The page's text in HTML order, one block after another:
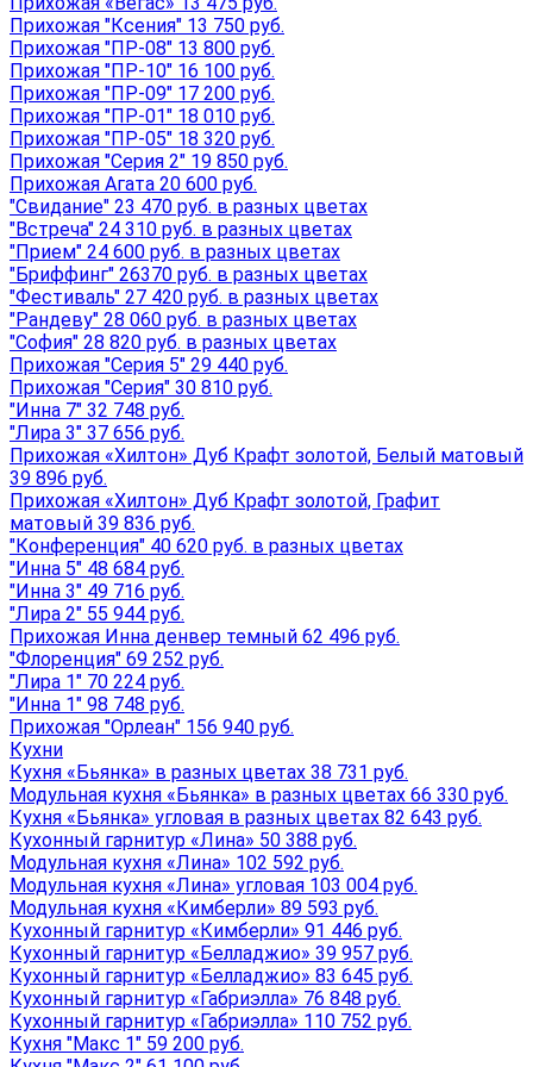
Прихожая "Ксения" 13 750 руб.
Прихожая "ПР-08" 13 800 руб.
Прихожая "ПР-10" 16 100 руб.
Прихожая "ПР-09" 17 200 руб.
Прихожая "ПР-01" 18 010 руб.
Прихожая "ПР-05" 18 320 руб.
Прихожая "Серия 2" 19 850 руб.
Прихожая Агата 20 600 руб.
"Свидание" 23 470 руб. в разных цветах
"Встреча" 24 310 руб. в разных цветах
"Прием" 24 600 руб. в разных цветах
"Бриффинг" 26370 руб. в разных цветах
"Фестиваль" 27 420 руб. в разных цветах
"Рандеву" 28 060 руб. в разных цветах
"София" 28 820 руб. в разных цветах
Прихожая "Серия 5" 29 440 руб.
Прихожая "Серия" 30 810 руб.
"Инна 7" 32 748 руб.
"Лира 3" 37 656 руб.
Прихожая «Хилтон» Дуб Крафт золотой, Белый матовый
39 896 руб.
Прихожая «Хилтон» Дуб Крафт золотой, Графит
матовый 39 836 руб.
"Конференция" 40 620 руб. в разных цветах
"Инна 5" 48 684 руб.
"Инна 3" 49 716 руб.
"Лира 2" 55 944 руб.
Прихожая Инна денвер темный 62 496 руб.
"Флоренция" 69 252 руб.
"Лира 1" 70 224 руб.
"Инна 1" 98 748 руб.
Прихожая "Орлеан" 156 940 руб.
Кухни
Кухня «Бьянка» в разных цветах 38 731 руб.
Модульная кухня «Бьянка» в разных цветах 66 330 руб.
Кухня «Бьянка» угловая в разных цветах 82 643 руб.
Кухонный гарнитур «Лина» 50 388 руб.
Модульная кухня «Лина» 102 592 руб.
Модульная кухня «Лина» угловая 103 004 руб.
Модульная кухня «Кимберли» 89 593 руб.
Кухонный гарнитур «Кимберли» 91 446 руб.
Кухонный гарнитур «Белладжио» 39 957 руб.
Кухонный гарнитур «Белладжио» 83 645 руб.
Кухонный гарнитур «Габриэлла» 76 848 руб.
Кухонный гарнитур «Габриэлла» 110 752 руб.
Кухня "Макс 1" 59 200 руб.